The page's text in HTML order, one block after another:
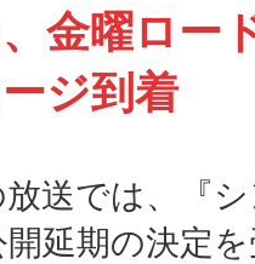
金曜ロー
ジ到着
送では、『
延期の決定